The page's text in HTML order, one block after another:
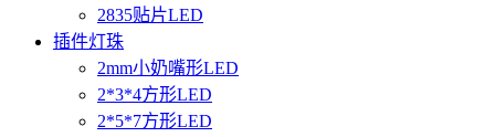
2835贴片LED
插件灯珠
2mm小奶嘴形LED
2*3*4方形LED
2*5*7方形LED